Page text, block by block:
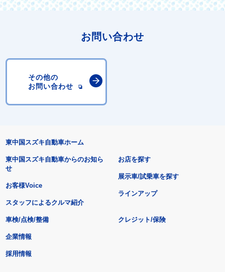
お問い合わせ
その他の
お問い合わせ
東中国スズキ自動車ホーム
東中国スズキ自動車からのお知ら
せ
お客様Voice
スタッフによるクルマ紹介
お店を探す
展示車/試乗車を探す
ラインアップ
車検/点検/整備 クレジット/保険
企業情報
採用情報